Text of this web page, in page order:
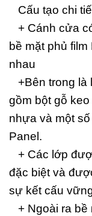
Cấu tạo chi
+ Cánh cửa
bề mặt phủ
nhau
+Bên trong là
gồm bột gỗ
nhựa và một
Panel.
+ Các lớp
đặc biệt và
sự kết cấu
+ Ngoài ra bề